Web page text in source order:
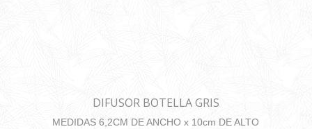
DIFUSOR BOTELLA GRIS
MEDIDAS 6,2CM DE ANCHO x 10cm DE ALTO